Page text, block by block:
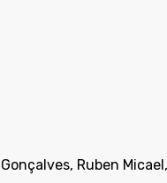
Ruben